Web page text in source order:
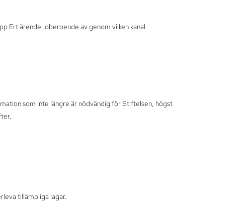
Ert ärende, oberoende av genom vilken kanal
som inte längre är nödvändig för Stiftelsen, högst
tillämpliga lagar.